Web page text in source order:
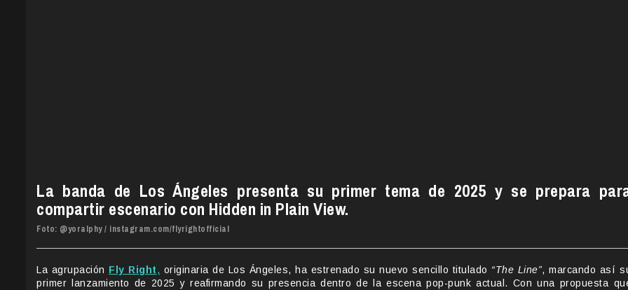
La banda de Los Ángeles presenta su primer tema de 2025 y se prepara
compartir escenario con Hidden in Plain View.
Foto: @yoralphy/ instagram.com/flyrightofficial
La agrupación Fly Right, originaria de Los Ángeles, ha estrenado su nuevo sencillo titulado “The Line”, marcando así
primer lanzamiento de 2025 y reafirmando su presencia dentro de la escena pop-punk actual. Con una propuesta